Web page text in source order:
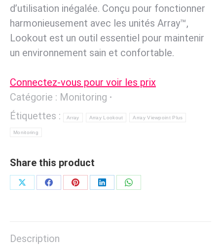
d’utilisation inégalée. Conçu pour fonctionner
harmonieusement avec les unités Array™,
Lookout est un outil essentiel pour maintenir
un environnement sain et confortable.
Connectez-vous pour voir les prix
Catégorie : Monitoring
Étiquettes :
Array Array Lookout Array Viewpoint Plus
Monitoring
Share this product
PartagerPartagerPartagerPartagerPartager
Description